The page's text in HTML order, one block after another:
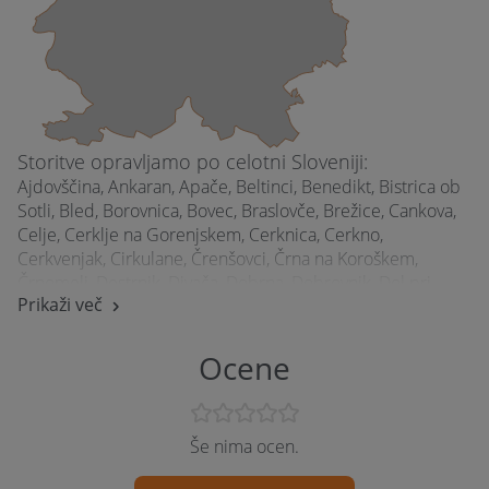
priklop stroja, ...
Hišnik, vzdrževanje objektov
Storitve opravljamo po celotni Sloveniji:
Ajdovščina, Ankaran, Apače, Beltinci, Benedikt, Bistrica ob
Sotli, Bled, Borovnica, Bovec, Braslovče, Brežice, Cankova,
Celje, Cerklje na Gorenjskem, Cerknica, Cerkno,
Cerkvenjak, Cirkulane, Črenšovci, Črna na Koroškem,
Ljubljani, Dolenjske Toplice, Domžale, Dornava, Dravograd,
Hodoš, Horjul, Hrastnik, Idrija, Ig, Ilirska Bistrica, Ivančna
Gorica, Izola, Jesenice, Juršinci, Kamnik, Kidričevo, Kobarid,
Kuzma, Laško, Lenart v Slovenskih goricah, Lendava, Litija,
Ljubljana, Ljutomer, Logatec, Lovrenc na Pohorju, Luče,
Prikaži več
Ocene
Še nima ocen.